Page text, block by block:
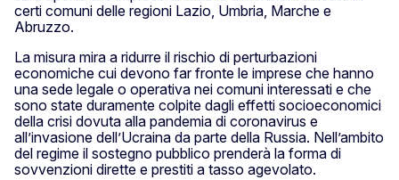
certi comuni delle regioni Lazio, Umbria, Marche e
Abruzzo.
La misura mira a ridurre il rischio di perturbazioni
economiche cui devono far fronte le imprese che hanno
una sede legale o operativa nei comuni interessati e che
sono state duramente colpite dagli effetti socioeconomici
della crisi dovuta alla pandemia di coronavirus e
all’invasione dell’Ucraina da parte della Russia. Nell’ambito
del regime il sostegno pubblico prenderà la forma di
sovvenzioni dirette e prestiti a tasso agevolato.